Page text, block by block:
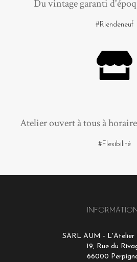
Du vintage garanti
#Riendeneuf
Atelier ouvert à tous à
#Flexibilité
SARL AUM - L'Atelier
19, Rue du
66000